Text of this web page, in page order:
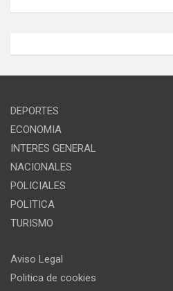
DEPORTES
ECONOMIA
INTERES GENERAL
NACIONALES
POLICIALES
POLITICA
TURISMO
Aviso Legal
Politica de cookies